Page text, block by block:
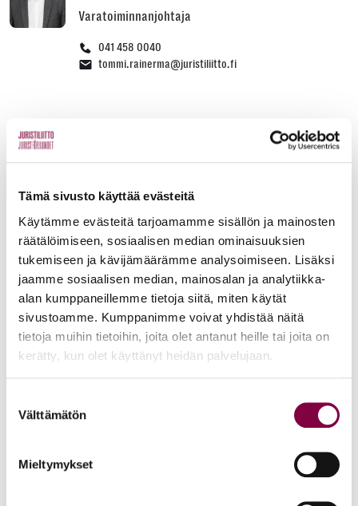
Tämä sivusto käyttää evästeitä
Käytämme evästeitä tarjoamamme sisällön ja mainosten
räätälöimiseen, sosiaalisen median ominaisuuksien
tukemiseen ja kävijämäärämme analysoimiseen. Lisäksi
jaamme sosiaalisen median, mainosalan ja analytiikka-
alan kumppaneillemme tietoja siitä, miten käytät
sivustoamme. Kumppanimme voivat yhdistää näitä
tietoja muihin tietoihin, joita olet antanut heille tai joita on
kerätty, kun olet käyttänyt heidän palvelujaan.
valinta
Välttämätön
Mieltymykset
Varatoiminnanjohtaja
041 458 0040
tommi.rainerma@juristiliitto.fi
Järjestöpäällikkö
Aluetoiminta
041 458 0029 ja 09 8561 0311
olli.niemi@juristiliitto.fi
Jaana Halonen
Kehityskoordinaattori